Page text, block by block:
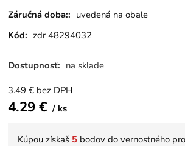
Záručná doba:: uvedená na obale
Kód: zdr 48294032
Dostupnosť: na sklade
3.49 € bez DPH
4.29€ ks
Kúpou získaš 5 bodov do vernostného